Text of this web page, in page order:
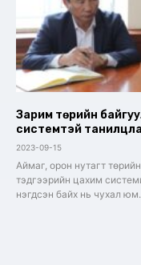
Зарим төрийн
системтэй
2023-09-15
Аймаг, орон нутагт
тэдгээрийн цахим
нэгдсэн байх нь чухал юм.